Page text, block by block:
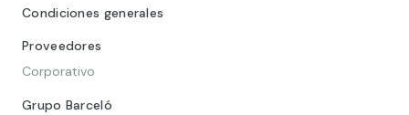
Condiciones generales
Proveedores
Corporativo
Grupo Barceló